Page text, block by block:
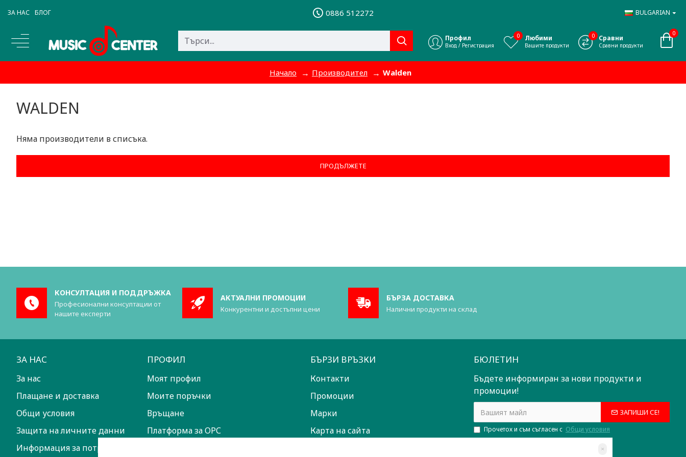
ЗА НАС БЛОГ 0886 512272 BULGARIAN
Профил
Вход / Регистрация
Любими
Вашите продукти
0 Сравни
Сравни продукти
0 0
Начало Производител Walden
WALDEN
Няма производители в списъка.
ПРОДЪЛЖЕТЕ
КОНСУЛТАЦИЯ И ПОДДРЪЖКА
Професионални консултации от
нашите експерти
АКТУАЛНИ ПРОМОЦИИ
Конкурентни и достъпни цени
БЪРЗА ДОСТАВКА
Налични продукти на склад
ЗА НАС
За нас
Плащане и доставка
Общи условия
Защита на личните данни
Информация за потребителите
ПРОФИЛ
Моят профил
Моите поръчки
Връщане
Платформа за ОРС
БЪРЗИ ВРЪЗКИ
Контакти
Промоции
Марки
Карта на сайта
БЮЛЕТИН
Бъдете информиран за нови продукти и
промоции!
ЗАПИШИ СЕ!
Прочетох и съм съгласен с Общи условия
×